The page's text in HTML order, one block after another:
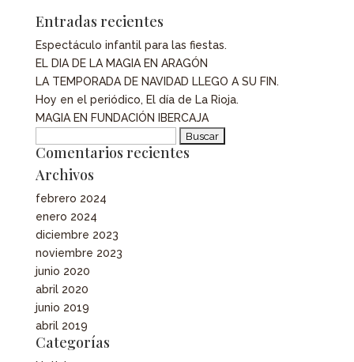
Entradas recientes
Espectáculo infantil para las fiestas.
EL DIA DE LA MAGIA EN ARAGÓN
LA TEMPORADA DE NAVIDAD LLEGO A SU FIN.
Hoy en el periódico, El día de La Rioja.
MAGIA EN FUNDACIÓN IBERCAJA
Comentarios recientes
Archivos
febrero 2024
enero 2024
diciembre 2023
noviembre 2023
junio 2020
abril 2020
junio 2019
abril 2019
Categorías